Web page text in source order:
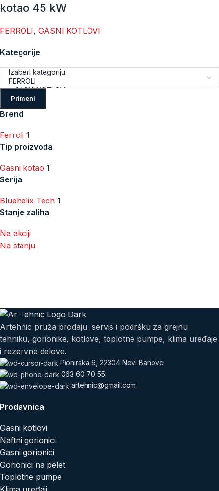
Kategorije
Primeni
Brend
Ferroli 1
Tip proizvoda
Gasni kotao 1
Serija
Bluehelix Tech 1
Stanje zaliha
Na akciji
Na stanju
kotao 45 kW
FERROLI, GASNI KOTLOVI
Artehnic pruža prodaju, servis i podršku za grejnu
tehniku, gorionike, kotlove, toplotne pumpe, klima uređaje
i rezervne delove.
Pionirska 6, 22304 Novi Banovci
063 60 70 55
artehnic@gmail.com
Prodavnica
Gasni kotlovi
Naftni gorionici
Gasni gorionici
Gorionici na pelet
Toplotne pumpe
Klima uređaji